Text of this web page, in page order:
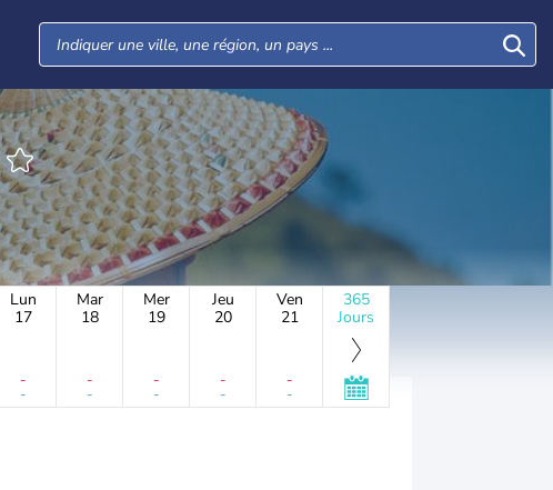
Lun
17
-
-
Mar
18
-
-
Mer
19
-
-
Jeu
20
-
-
Ven
21
-
-
365
Jours